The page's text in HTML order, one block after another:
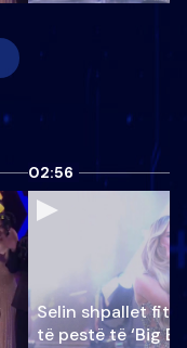
02:56
Selin shpallet
të pestë të ‘Big